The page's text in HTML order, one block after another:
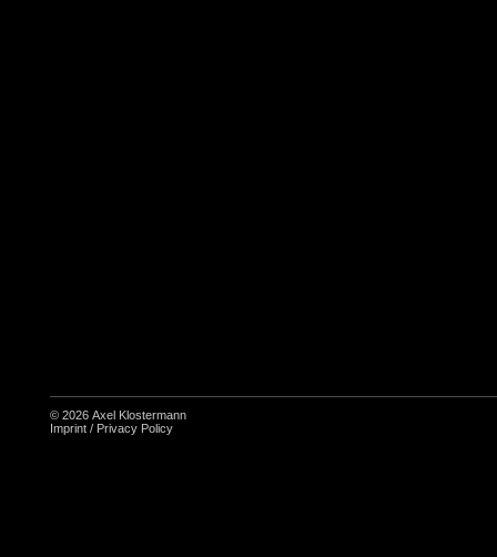
© 2026 Axel Klostermann
Imprint / Privacy Policy